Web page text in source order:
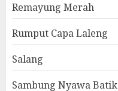
Remayung Merah
Rumput Capa Laleng
Salang
Sambung Nyawa Batik